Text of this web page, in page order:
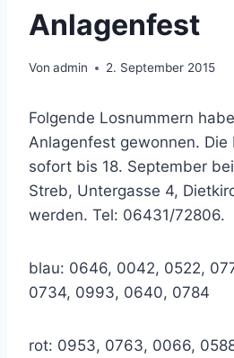
Anlagenfest
Von admin 2. September 2015
Folgende Losnummern
Anlagenfest gewonnen. Die
sofort bis 18. September
Streb, Untergasse 4,
werden. Tel: 06431/72806.
blau: 0646, 0042, 0522,
0734, 0993, 0640, 0784
rot: 0953, 0763, 0066,